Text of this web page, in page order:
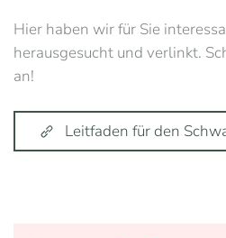
Hier haben wir für Sie
herausgesucht und verlinkt.
an!
Leitfaden für den